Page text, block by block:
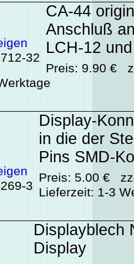
32
CA-44
Anschluß
LCH-12
Preis: 9.90 €
3
Display-
in die der
Pins SMD-
Preis: 5.00 €
Lieferzeit: 1-3
Displayblech
Display